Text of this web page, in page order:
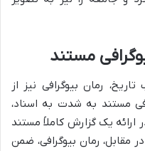
مستند
رمان بیوگرافی نیز از
مستند به شدت به اسناد،
یک گزارش کاملاً مستند
مقابل، رمان بیوگرافی، ضمن